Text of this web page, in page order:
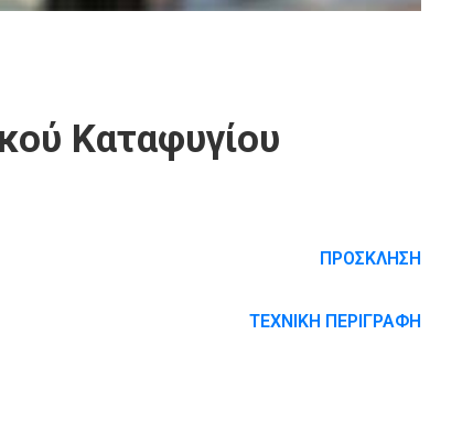
Καταφυγίου
ΠΡΟΣΚΛΗΣΗ
ΤΕΧΝΙΚΗ ΠΕΡΙΓΡΑΦΗ